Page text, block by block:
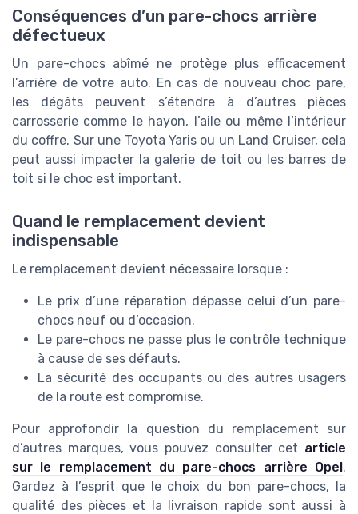
Conséquences d’un pare-chocs arrière
défectueux
Un pare-chocs abîmé ne protège plus efficacement
l’arrière de votre auto. En cas de nouveau choc pare,
les dégâts peuvent s’étendre à d’autres pièces
carrosserie comme le hayon, l’aile ou même l’intérieur
du coffre. Sur une Toyota Yaris ou un Land Cruiser, cela
peut aussi impacter la galerie de toit ou les barres de
toit si le choc est important.
Quand le remplacement devient
indispensable
Le remplacement devient nécessaire lorsque :
Le prix d’une réparation dépasse celui d’un pare-
chocs neuf ou d’occasion.
Le pare-chocs ne passe plus le contrôle technique
à cause de ses défauts.
La sécurité des occupants ou des autres usagers
de la route est compromise.
Pour approfondir la question du remplacement sur
d’autres marques, vous pouvez consulter cet article
sur le remplacement du pare-chocs arrière Opel.
Gardez à l’esprit que le choix du bon pare-chocs, la
qualité des pièces et la livraison rapide sont aussi à